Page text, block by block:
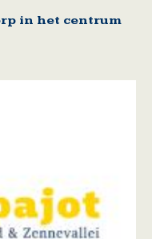
in het centrum